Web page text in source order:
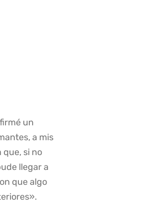
un
a mis
que, si no
llegar a
que algo